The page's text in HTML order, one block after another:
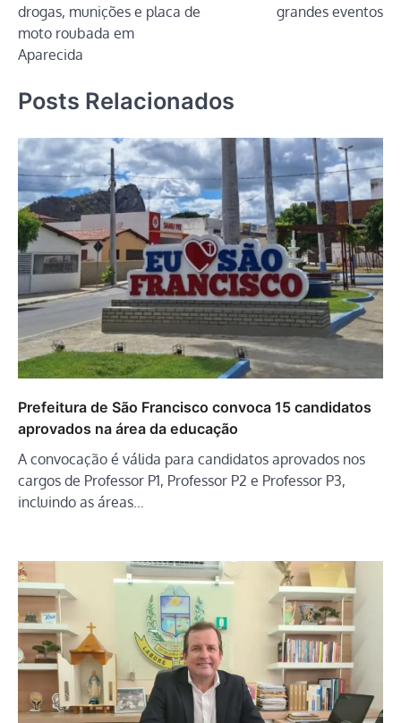
drogas, munições e placa de
moto roubada em
Aparecida
grandes eventos
Posts Relacionados
Prefeitura de São Francisco convoca 15 candidatos
aprovados na área da educação
A convocação é válida para candidatos aprovados nos
cargos de Professor P1, Professor P2 e Professor P3,
incluindo as áreas…